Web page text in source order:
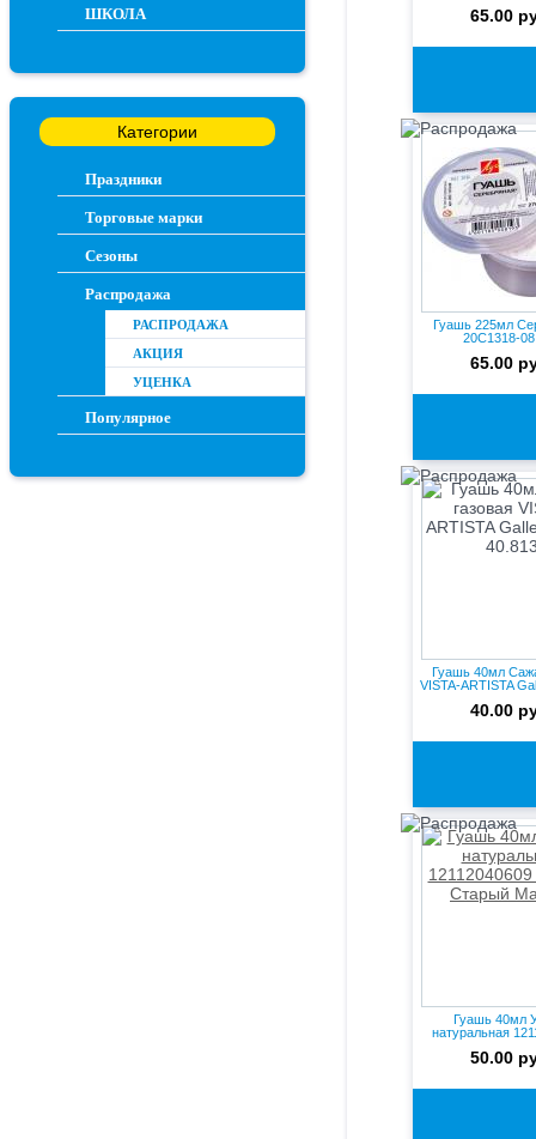
ШКОЛА
Категории
Праздники
Торговые марки
Сезоны
Распродажа
РАСПРОДАЖА
АКЦИЯ
УЦЕНКА
Популярное
65.00
Гуашь 225мл
20С1318-
65.00
Гуашь 40мл
VISTA-ARTISTA
40.00
Гуашь 40мл
натуральная
50.00